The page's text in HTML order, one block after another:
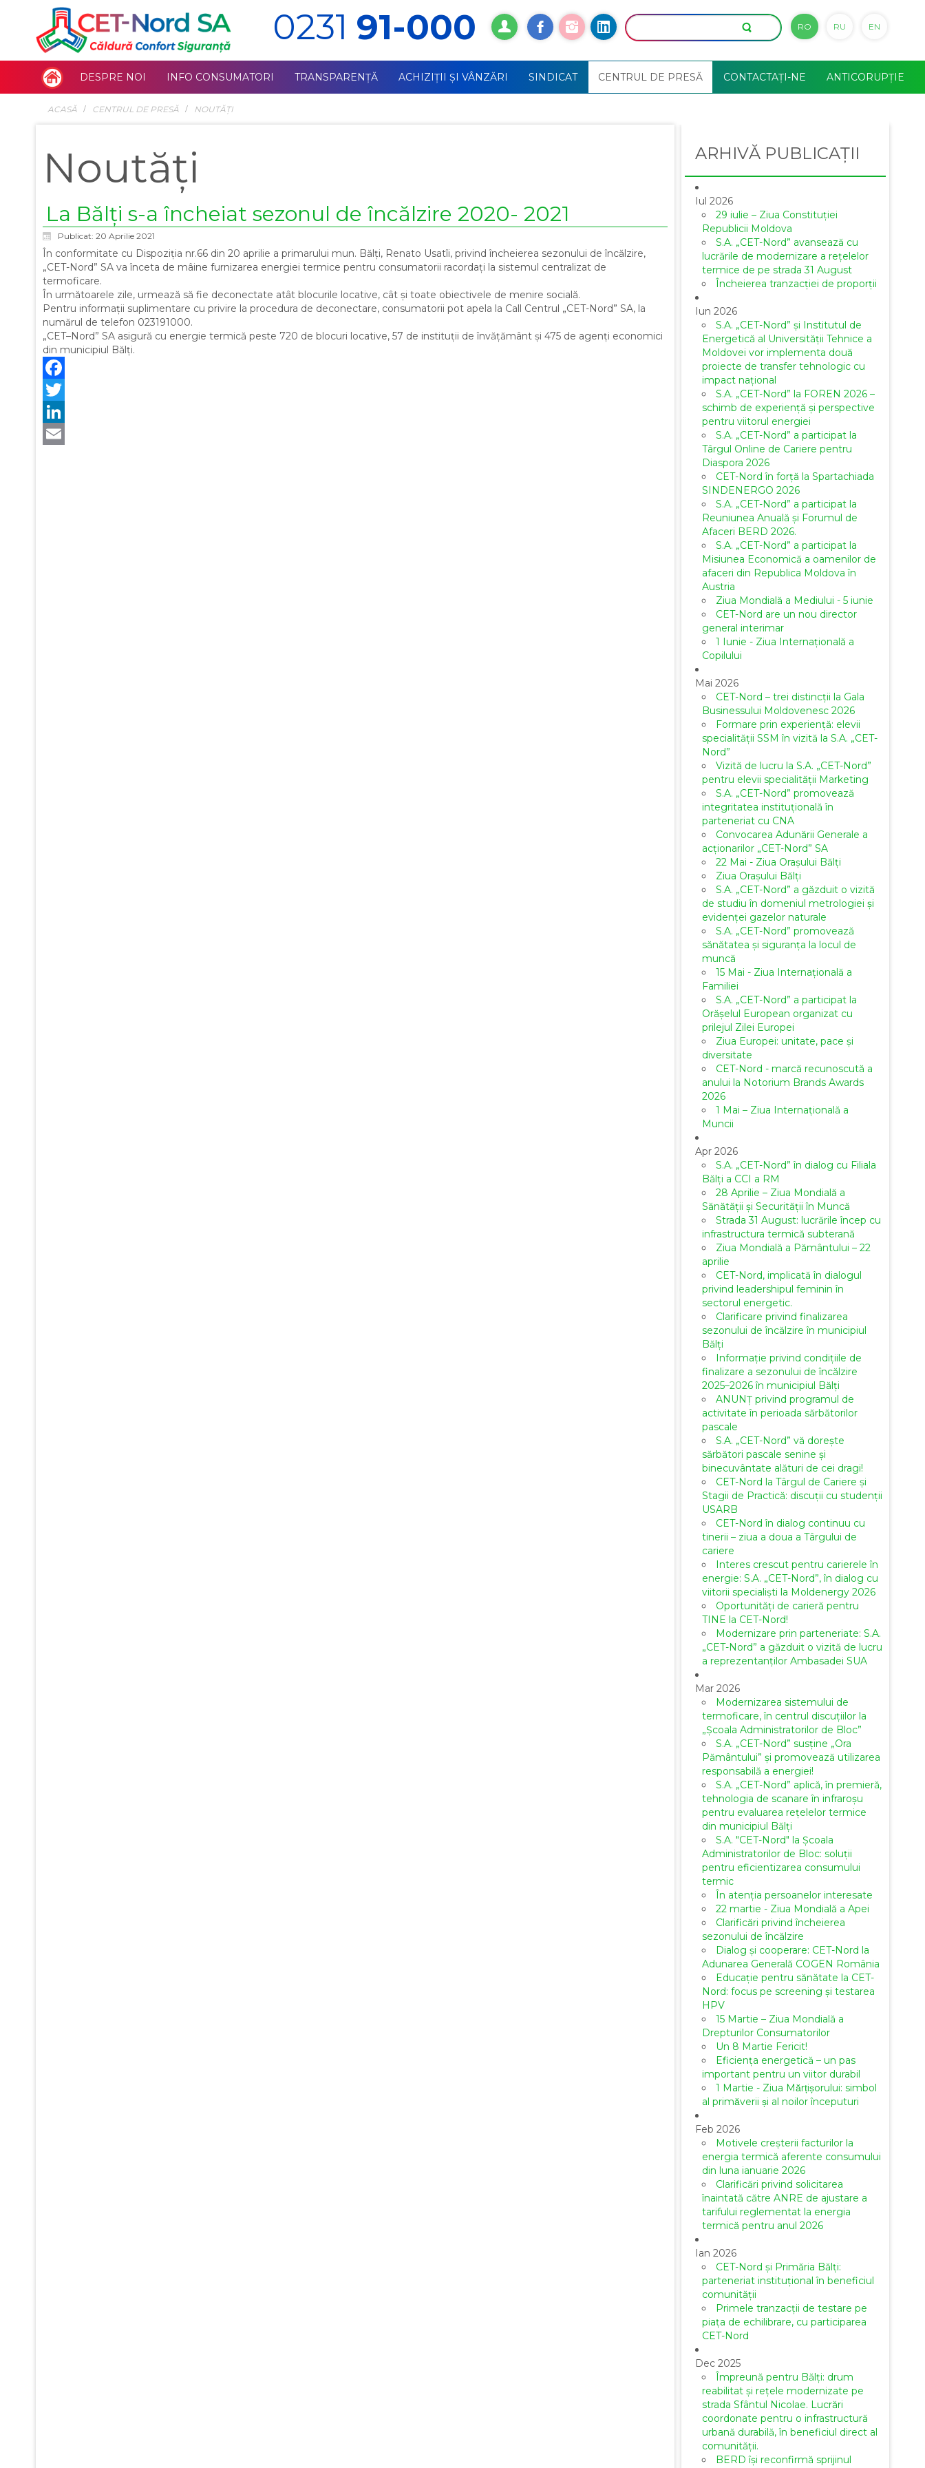
RO RU EN
0231 91-000
DESPRE NOI INFO CONSUMATORI TRANSPARENȚĂ ACHIZIŢII ŞI VÂNZĂRI SINDICAT СENTRUL DE PRESĂ CONTACTAȚI-NE ANTICORUPȚIE
ACASĂ СENTRUL DE PRESĂ NOUTĂȚI
Noutăți
La Bălți s-a încheiat sezonul de încălzire 2020- 2021
Publicat: 20 Aprilie 2021
În conformitate cu Dispoziția nr.66 din 20 aprilie a primarului mun. Bălți, Renato Usatîi, privind încheierea sezonului de încălzire,
„CET-Nord” SA va înceta de mâine furnizarea energiei termice pentru consumatorii racordați la sistemul centralizat de
termoficare.
În următoarele zile, urmează să fie deconectate atât blocurile locative, cât și toate obiectivele de menire socială.
Pentru informații suplimentare cu privire la procedura de deconectare, consumatorii pot apela la Call Centrul „CET-Nord” SA, la
numărul de telefon 023191000.
„CET–Nord” SA asigură cu energie termică peste 720 de blocuri locative, 57 de instituții de învățământ și 475 de agenți economici
din municipiul Bălți.
ARHIVĂ PUBLICAȚII
Iul 2026
29 iulie – Ziua Constituției
Republicii Moldova
S.A. „CET-Nord” avansează cu
lucrările de modernizare a rețelelor
termice de pe strada 31 August
Încheierea tranzacției de proporții
Iun 2026
S.A. „CET-Nord” și Institutul de
Energetică al Universității Tehnice a
Moldovei vor implementa două
proiecte de transfer tehnologic cu
impact național
S.A. „CET-Nord” la FOREN 2026 –
schimb de experiență și perspective
pentru viitorul energiei
S.A. „CET-Nord” a participat la
Târgul Online de Cariere pentru
Diaspora 2026
CET-Nord în forță la Spartachiada
SINDENERGO 2026
S.A. „CET-Nord” a participat la
Reuniunea Anuală și Forumul de
Afaceri BERD 2026.
S.A. „CET-Nord” a participat la
Misiunea Economică a oamenilor de
afaceri din Republica Moldova în
Austria
Ziua Mondială a Mediului - 5 iunie
CET-Nord are un nou director
general interimar
1 Iunie - Ziua Internațională a
Copilului
Mai 2026
CET-Nord – trei distincții la Gala
Businessului Moldovenesc 2026
Formare prin experiență: elevii
specialității SSM în vizită la S.A. „CET-
Nord”
Vizită de lucru la S.A. „CET-Nord”
pentru elevii specialității Marketing
S.A. „CET-Nord” promovează
integritatea instituțională în
parteneriat cu CNA
Convocarea Adunării Generale a
acționarilor „CET-Nord” SA
22 Mai - Ziua Orașului Bălți
Ziua Orașului Bălți
S.A. „CET-Nord” a găzduit o vizită
de studiu în domeniul metrologiei și
evidenței gazelor naturale
S.A. „CET-Nord” promovează
sănătatea și siguranța la locul de
muncă
15 Mai - Ziua Internațională a
Familiei
S.A. „CET-Nord” a participat la
Orășelul European organizat cu
prilejul Zilei Europei
Ziua Europei: unitate, pace și
diversitate
CET-Nord - marcă recunoscută a
anului la Notorium Brands Awards
2026
1 Mai – Ziua Internațională a
Muncii
Apr 2026
S.A. „CET-Nord” în dialog cu Filiala
Bălți a CCI a RM
28 Aprilie – Ziua Mondială a
Sănătății și Securității în Muncă
Strada 31 August: lucrările încep cu
infrastructura termică subterană
Ziua Mondială a Pământului – 22
aprilie
CET-Nord, implicată în dialogul
privind leadershipul feminin în
sectorul energetic.
Clarificare privind finalizarea
sezonului de încălzire în municipiul
Bălți
Informație privind condițiile de
finalizare a sezonului de încălzire
2025–2026 în municipiul Bălți
ANUNȚ privind programul de
activitate în perioada sărbătorilor
pascale
S.A. „CET-Nord” vă dorește
sărbători pascale senine și
binecuvântate alături de cei dragi!
CET-Nord la Târgul de Cariere și
Stagii de Practică: discuții cu studenții
USARB
CET-Nord în dialog continuu cu
tinerii – ziua a doua a Târgului de
cariere
Interes crescut pentru carierele în
energie: S.A. „CET-Nord”, în dialog cu
viitorii specialiști la Moldenergy 2026
Oportunități de carieră pentru
TINE la CET-Nord!
Modernizare prin parteneriate: S.A.
„CET-Nord” a găzduit o vizită de lucru
a reprezentanților Ambasadei SUA
Mar 2026
Modernizarea sistemului de
termoficare, în centrul discuțiilor la
„Școala Administratorilor de Bloc”
S.A. „CET-Nord” susține „Ora
Pământului” și promovează utilizarea
responsabilă a energiei!
S.A. „CET-Nord” aplică, în premieră,
tehnologia de scanare în infraroșu
pentru evaluarea rețelelor termice
din municipiul Bălți
S.A. "CET-Nord" la Școala
Administratorilor de Bloc: soluții
pentru eficientizarea consumului
termic
În atenția persoanelor interesate
22 martie - Ziua Mondială a Apei
Clarificări privind încheierea
sezonului de încălzire
Dialog și cooperare: CET-Nord la
Adunarea Generală COGEN România
Educație pentru sănătate la CET-
Nord: focus pe screening și testarea
HPV
15 Martie – Ziua Mondială a
Drepturilor Consumatorilor
Un 8 Martie Fericit!
Eficiența energetică – un pas
important pentru un viitor durabil
1 Martie - Ziua Mărțișorului: simbol
al primăverii și al noilor începuturi
Feb 2026
Motivele creșterii facturilor la
energia termică aferente consumului
din luna ianuarie 2026
Clarificări privind solicitarea
înaintată către ANRE de ajustare a
tarifului reglementat la energia
termică pentru anul 2026
Ian 2026
CET-Nord și Primăria Bălți:
parteneriat instituțional în beneficiul
comunității
Primele tranzacții de testare pe
piața de echilibrare, cu participarea
CET-Nord
Dec 2025
Împreună pentru Bălți: drum
reabilitat și rețele modernizate pe
strada Sfântul Nicolae. Lucrări
coordonate pentru o infrastructură
urbană durabilă, în beneficiul direct al
comunității.
BERD își reconfirmă sprijinul